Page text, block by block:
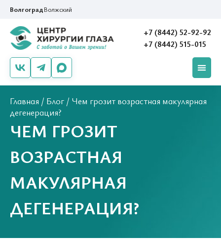
ВолгоградВолжский
+7 (8442) 52-92-92
+7 (8442) 515-015
Главная / Блог / Чем грозит возрастная макулярная
дегенерация?
ЧЕМ ГРОЗИТ
ВОЗРАСТНАЯ
МАКУЛЯРНАЯ
ДЕГЕНЕРАЦИЯ?